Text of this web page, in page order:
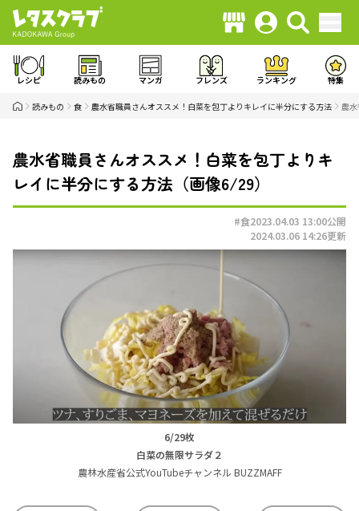
レシピ 読みもの マンガ フレンズ ランキング 特集
読みもの 食 農水省職員さんオススメ！白菜を包丁よりキレイに半分にする方法 農
農水省職員さんオススメ！白菜を包丁よりキ
レイに半分にする方法（画像6/29）
#食2023.04.03 13:00公開
2024.03.06 14:26更新
6/29枚
白菜の無限サラダ２
農林水産省公式YouTubeチャンネル BUZZMAFF